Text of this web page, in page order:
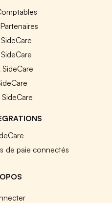
SideCare
de paie connectés